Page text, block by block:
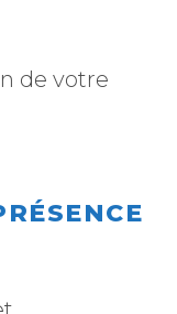
de votre